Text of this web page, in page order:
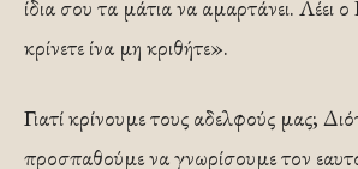
ίδια σου τα μάτια να αμαρτάνει. Λέει
κρίνετε ίνα μη κριθήτε».
Γιατί κρίνουμε τους αδελφούς μας;
προσπαθούμε να γνωρίσουμε τον